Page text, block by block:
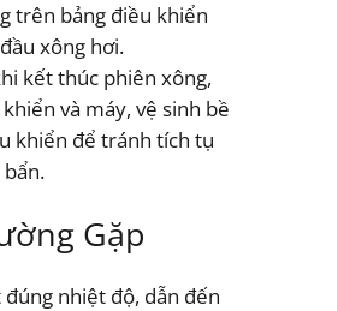
trên bảng điều khiển
xông hơi.
kết thúc phiên xông,
và máy, vệ sinh bề
khiển để tránh tích tụ
Gặp
đúng nhiệt độ, dẫn đến